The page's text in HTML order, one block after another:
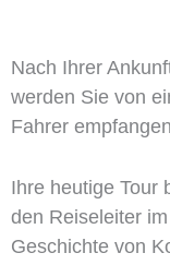
Nach Ihrer
werden Sie von
Fahrer
Ihre heutige Tour
den Reiseleiter
Geschichte von